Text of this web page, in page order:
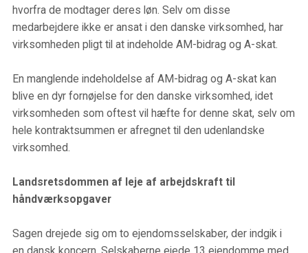
hvorfra de modtager deres løn. Selv om disse
medarbejdere ikke er ansat i den danske virksomhed, har
virksomheden pligt til at indeholde AM-bidrag og A-skat.
En manglende indeholdelse af AM-bidrag og A-skat kan
blive en dyr fornøjelse for den danske virksomhed, idet
virksomheden som oftest vil hæfte for denne skat, selv om
hele kontraktsummen er afregnet til den udenlandske
virksomhed.
Landsretsdommen af leje af arbejdskraft til
håndværksopgaver
Sagen drejede sig om to ejendomsselskaber, der indgik i